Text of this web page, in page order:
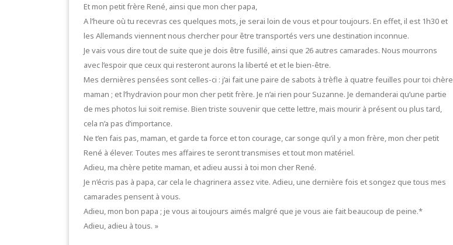
Et mon petit frère René, ainsi que mon cher papa,
A l’heure où tu recevras ces quelques mots, je serai loin de vous et pour toujours. En effet, il est 1h30 et
les Allemands viennent nous chercher pour être transportés vers une destination inconnue.
Je vais vous dire tout de suite que je dois être fusillé, ainsi que 26 autres camarades. Nous mourrons
avec l’espoir que ceux qui resteront aurons la liberté et et le bien-être.
Mes dernières pensées sont celles-ci : j’ai fait une paire de sabots à trèfle à quatre feuilles pour toi chère
maman ; et l’hydravion pour mon cher petit frère. Je n’ai rien pour Suzanne. Je demanderai qu’une partie
de mes photos lui soit remise. Bien triste souvenir que cette lettre, mais mourir à présent ou plus tard,
cela n’a pas d’importance.
Ne t’en fais pas, maman, et garde ta force et ton courage, car songe qu’il y a mon frère, mon cher petit
René à élever. Toutes mes affaires te seront transmises et tout mon matériel.
Adieu, ma chère petite maman, et adieu aussi à toi mon cher René.
Je n’écris pas à papa, car cela le chagrinera assez vite. Adieu, une dernière fois et songez que tous mes
camarades pensent à vous.
Adieu, mon bon papa ; je vous ai toujours aimés malgré que je vous aie fait beaucoup de peine.*
Adieu, adieu à tous. »